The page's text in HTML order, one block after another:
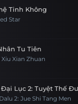
Tinh Không
Star
Tu Tiên
Xiu Xian Zhuan
Lục 2: Tuyệt Thế
2: Jue Shi Tang Men